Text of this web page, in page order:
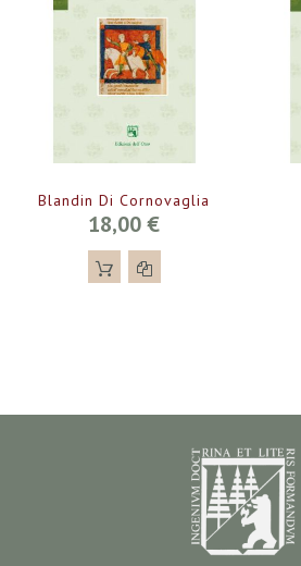
Blandin Di Cornovaglia
18,00 €